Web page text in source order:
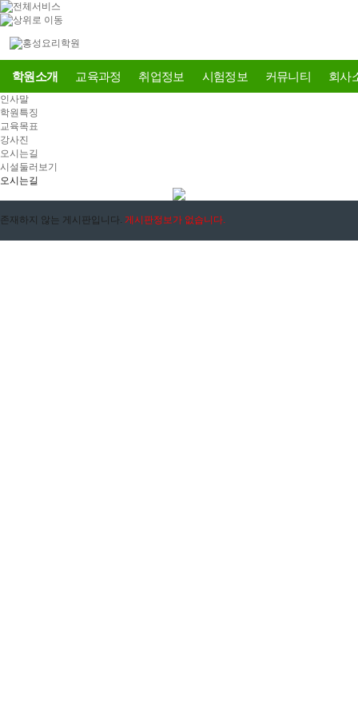
학원소개 교육과정 취업정보 시험정보 커뮤니티 회사
인사말
학원특징
교육목표
강사진
오시는길
시설둘러보기
오시는길
존재하지 않는 게시판입니다. 게시판정보가 없습니다.